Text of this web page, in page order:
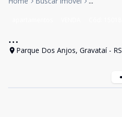
...
Parque Dos Anjos, Gravataí - RS